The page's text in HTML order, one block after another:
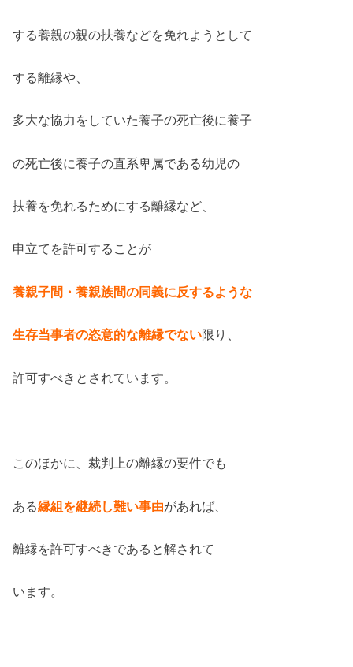
する養親の親の扶養などを免れようとして
する離縁や、
多大な協力をしていた養子の死亡後に養子
の死亡後に養子の直系卑属である幼児の
扶養を免れるためにする離縁など、
申立てを許可することが
養親子間・養親族間の同義に反するような
生存当事者の恣意的な離縁でない限り、
許可すべきとされています。
このほかに、裁判上の離縁の要件でも
ある縁組を継続し難い事由があれば、
離縁を許可すべきであると解されて
います。